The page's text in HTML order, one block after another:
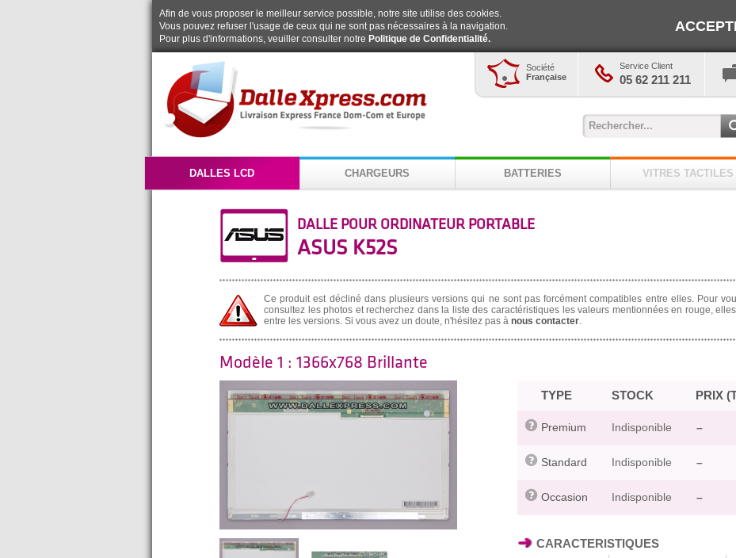
Afin de vous proposer le meilleur service possible, notre site utilise des cookies.
Vous pouvez refuser l'usage de ceux qui ne sont pas nécessaires à la navigation.
Pour plus d'informations, veuiller consulter notre Politique de Confidentialité.
Société
Française
Service Client
05 62 211 211
DALLES LCD CHARGEURS BATTERIES VITRES TACTILES
DALLE POUR ORDINATEUR PORTABLE
ASUS K52S
Ce produit est décliné dans plusieurs versions qui ne sont pas forcément compatibles entre elles. Pour
consultez les photos et recherchez dans la liste des caractéristiques les valeurs mentionnées en rouge,
entre les versions. Si vous avez un doute, n'hésitez pas à nous contacter.
Modèle 1 : 1366x768 Brillante
TYPE STOCK PRIX
Premium Indisponible –
Standard Indisponible –
Occasion Indisponible –
CARACTERISTIQUES